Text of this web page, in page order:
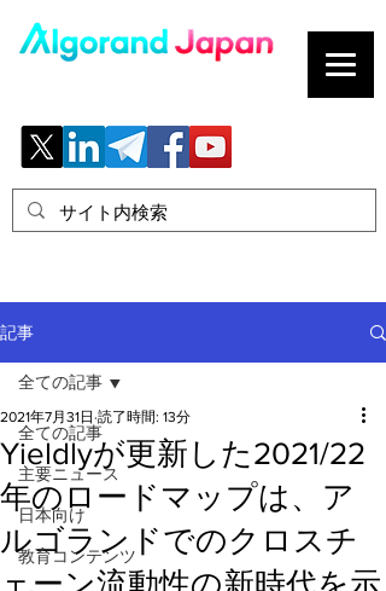
記事
全ての記事
主要ニュース
日本向け
教育コンテンツ
全ての記事
Yieldlyが更新した2021/22
年のロードマップは、ア
ルゴランドでのクロスチ
ェーン流動性の新時代を示
2021年7月31日 読了時間: 13分